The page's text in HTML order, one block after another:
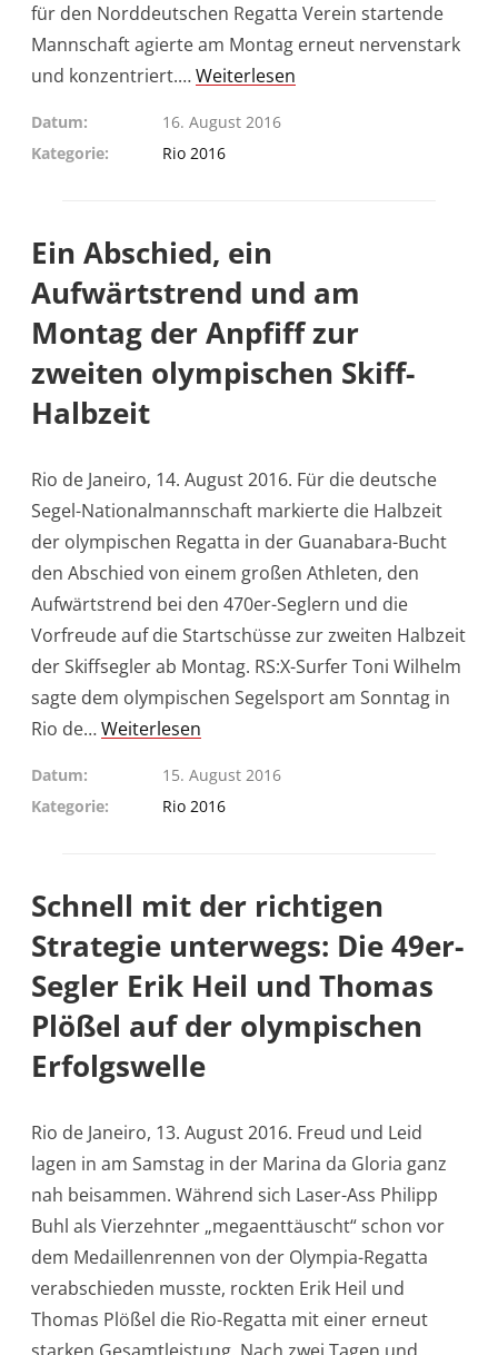
für den Norddeutschen Regatta Verein startende
Mannschaft agierte am Montag erneut nervenstark
und konzentriert.…Weiterlesen
Datum
16. August 2016
Kategorie
Rio 2016
Ein Abschied, ein
Aufwärtstrend und am
Montag der Anpfiff zur
zweiten olympischen Skiff-
Halbzeit
Rio de Janeiro, 14. August 2016. Für die deutsche
Segel-Nationalmannschaft markierte die Halbzeit
der olympischen Regatta in der Guanabara-Bucht
den Abschied von einem großen Athleten, den
Aufwärtstrend bei den 470er-Seglern und die
Vorfreude auf die Startschüsse zur zweiten Halbzeit
der Skiffsegler ab Montag. RS:X-Surfer Toni Wilhelm
sagte dem olympischen Segelsport am Sonntag in
Rio de…Weiterlesen
Datum
15. August 2016
Kategorie
Rio 2016
Schnell mit der richtigen
Strategie unterwegs: Die 49er-
Segler Erik Heil und Thomas
Plößel auf der olympischen
Erfolgswelle
Rio de Janeiro, 13. August 2016. Freud und Leid
lagen in am Samstag in der Marina da Gloria ganz
nah beisammen. Während sich Laser-Ass Philipp
Buhl als Vierzehnter „megaenttäuscht“ schon vor
dem Medaillenrennen von der Olympia-Regatta
verabschieden musste, rockten Erik Heil und
Thomas Plößel die Rio-Regatta mit einer erneut